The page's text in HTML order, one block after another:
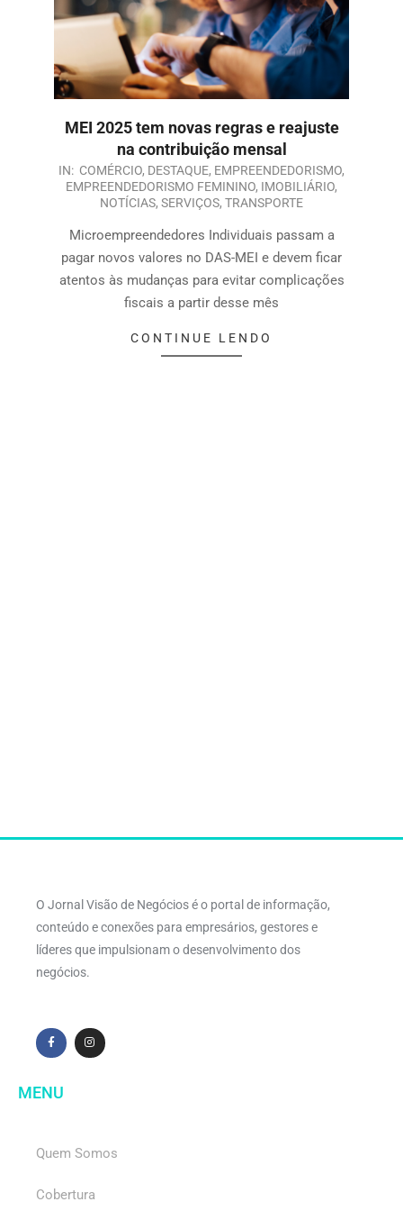
MEI 2025 tem novas regras e reajuste
na contribuição mensal
IN: COMÉRCIO, DESTAQUE, EMPREENDEDORISMO,
EMPREENDEDORISMO FEMININO, IMOBILIÁRIO,
NOTÍCIAS, SERVIÇOS, TRANSPORTE
Microempreendedores Individuais passam a
pagar novos valores no DAS-MEI e devem ficar
atentos às mudanças para evitar complicações
fiscais a partir desse mês
CONTINUE LENDO
O Jornal Visão de Negócios é o portal de informação,
conteúdo e conexões para empresários, gestores e
líderes que impulsionam o desenvolvimento dos
negócios.
MENU
Quem Somos
Cobertura